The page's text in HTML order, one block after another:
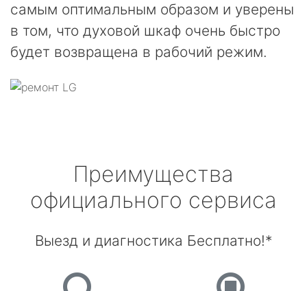
самым оптимальным образом и уверены
в том, что духовой шкаф очень быстро
будет возвращена в рабочий режим.
Преимущества
официального сервиса
Выезд и диагностика Бесплатно!*